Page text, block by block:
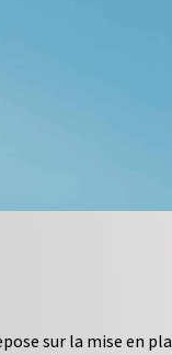
sur la mise en